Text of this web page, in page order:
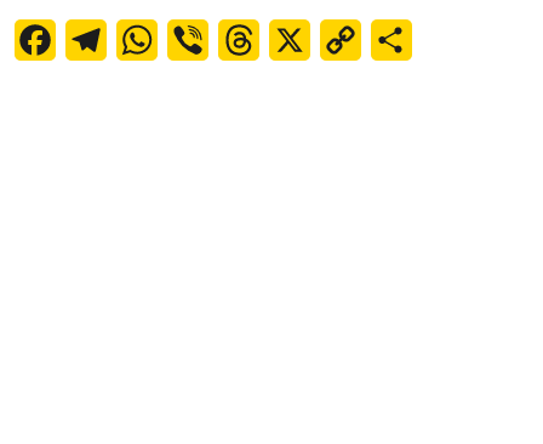
FacebookTelegramWhatsApp
Viber Threads
Copy